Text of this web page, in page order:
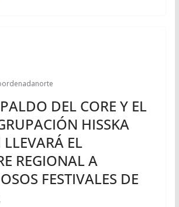
DEL CORE Y EL
HISSKA
EL
REGIONAL A
FESTIVALES DE